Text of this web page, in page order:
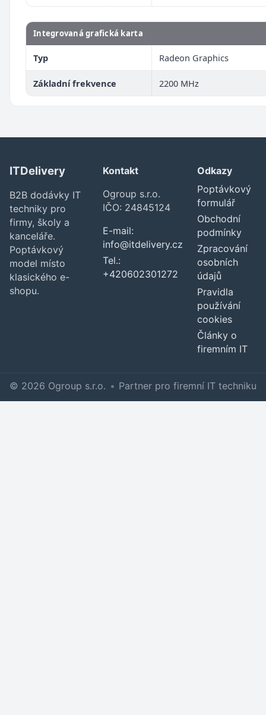
Integrovaná grafická karta
Typ Radeon Graphics
Základní frekvence 2200 MHz
ITDelivery
B2B dodávky IT
techniky pro
firmy, školy a
kanceláře.
Poptávkový
model místo
klasického e-
shopu.
Kontakt
Ogroup s.r.o.
IČO: 24845124
E-mail:
info@itdelivery.cz
Tel.:
+420602301272
Odkazy
Poptávkový
formulář
Obchodní
podmínky
Zpracování
osobních
údajů
Pravidla
používání
cookies
Články o
firemním IT
© 2026 Ogroup s.r.o. • Partner pro firemní IT techniku